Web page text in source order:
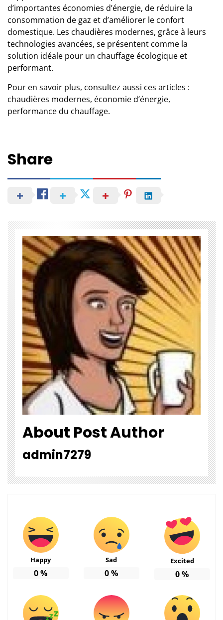
d’importantes économies d’énergie, de réduire la
consommation de gaz et d’améliorer le confort
domestique. Les chaudières modernes, grâce à leurs
technologies avancées, se présentent comme la
solution idéale pour un chauffage écologique et
performant.
Pour en savoir plus, consultez aussi ces articles :
chaudières modernes, économie d’énergie,
performance du chauffage.
Share
About Post Author
admin7279
Happy
0%
Sad
0%
Excited
0%